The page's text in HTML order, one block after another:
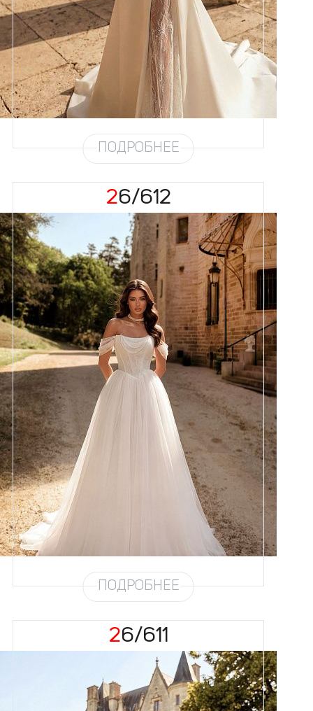
58
Цвет
Силуэт
Кружево
Пайетка
Юбка
Атлас облегченный
Шлейф
Возможен
Рукав
16/21
ПОДРОБНЕЕ
26/612
Размеры
42, 44, 46, 48, 50, 52, 54, 56,
Цвет
Силуэт
Кружево
Юбка
Шлейф
Рукав
ПОДРОБНЕЕ
26/611